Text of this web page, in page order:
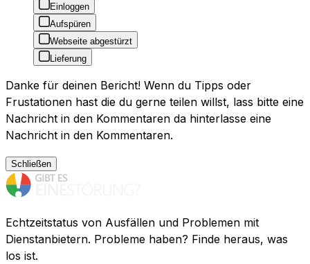
Einloggen
Aufspüren
Webseite abgestürzt
Lieferung
Danke für deinen Bericht! Wenn du Tipps oder
Frustationen hast die du gerne teilen willst, lass bitte eine
Nachricht in den Kommentaren da hinterlasse eine
Nachricht in den Kommentaren.
Schließen
Echtzeitstatus von Ausfällen und Problemen mit
Dienstanbietern. Probleme haben? Finde heraus, was
los ist.